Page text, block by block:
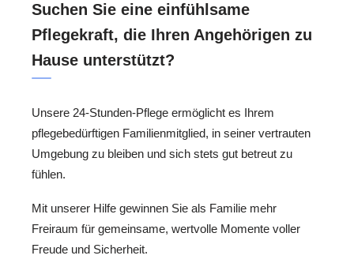
Suchen Sie eine einfühlsame
Pflegekraft, die Ihren Angehörigen zu
Hause unterstützt?
Unsere 24-Stunden-Pflege ermöglicht es Ihrem
pflegebedürftigen Familienmitglied, in seiner vertrauten
Umgebung zu bleiben und sich stets gut betreut zu
fühlen.
Mit unserer Hilfe gewinnen Sie als Familie mehr
Freiraum für gemeinsame, wertvolle Momente voller
Freude und Sicherheit.